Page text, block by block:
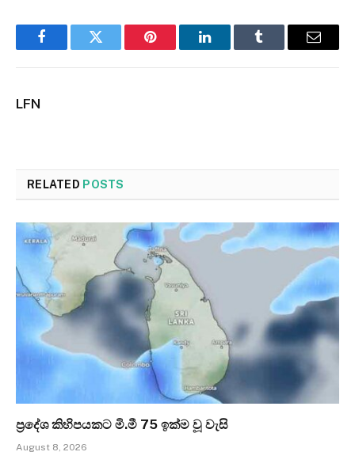
FacebookTwitter Pinterest LinkedInTumblr Email
LFN
RELATED POSTS
ප්‍රදේශ කිහිපයකට මි.මී 75 ඉක්ම වූ වැසි
August 8, 2026